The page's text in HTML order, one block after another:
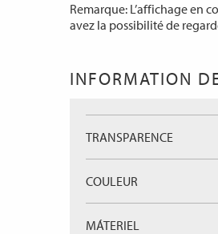
Remarque: L’affichage en
avez la possibilité de
INFORMATION
TRANSPARENCE
COULEUR
MÁTERIEL